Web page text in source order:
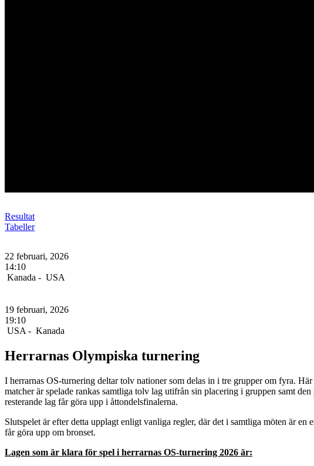
Resultat
Tabeller
22 februari, 2026
14:10
Kanada - USA
19 februari, 2026
19:10
USA - Kanada
Herrarnas Olympiska turnering
I herrarnas OS-turnering deltar tolv nationer som delas in i tre grupper om fyra.
matcher är spelade rankas samtliga tolv lag utifrån sin placering i gruppen samt
resterande lag får göra upp i åttondelsfinalerna.
Slutspelet är efter detta upplagt enligt vanliga regler, där det i samtliga möten är
får göra upp om bronset.
Lagen som är klara för spel i herrarnas OS-turnering 2026 är: